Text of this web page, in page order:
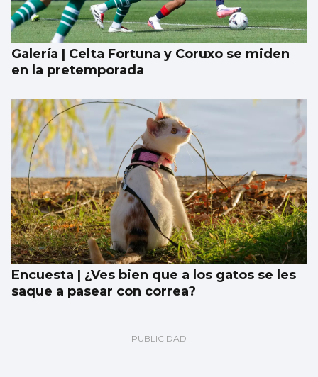
Galería | Celta Fortuna y Coruxo se miden
en la pretemporada
Encuesta | ¿Ves bien que a los gatos se les
saque a pasear con correa?